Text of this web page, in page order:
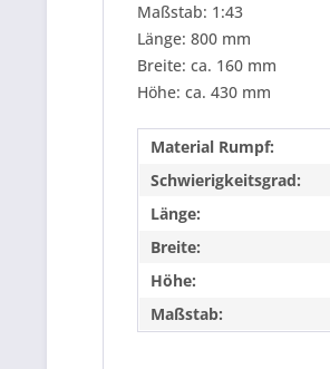
Maßstab: 1:43
Länge: 800 mm
Breite: ca. 160 mm
Höhe: ca. 430 mm
Material Rumpf:
Schwierigkeitsgrad:
Länge:
Breite:
Höhe:
Maßstab: